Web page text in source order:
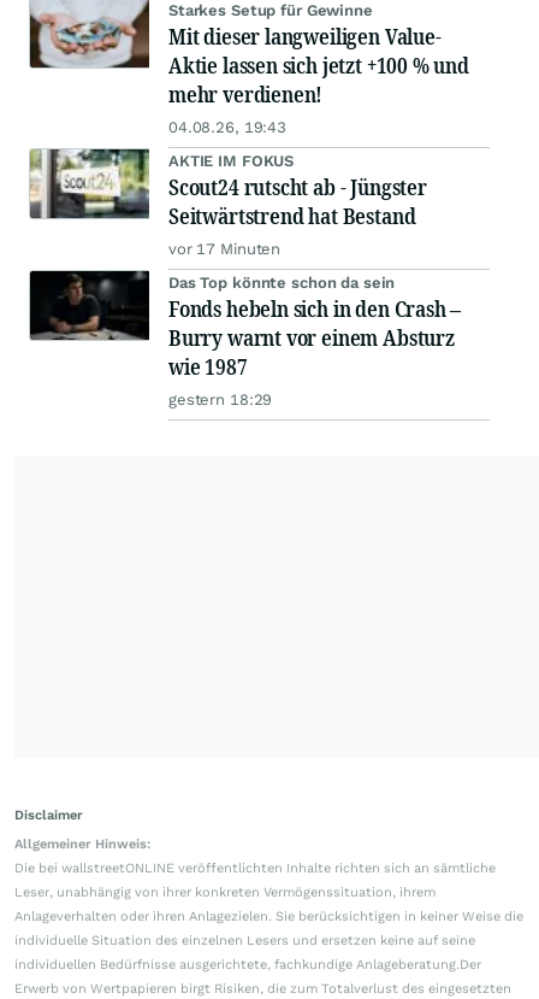
Starkes Setup für Gewinne
Mit dieser langweiligen Value-
Aktie lassen sich jetzt +100 % und
mehr verdienen!
04.08.26, 19:43
AKTIE IM FOKUS
Scout24 rutscht ab - Jüngster
Seitwärtstrend hat Bestand
vor 17 Minuten
Das Top könnte schon da sein
Fonds hebeln sich in den Crash –
Burry warnt vor einem Absturz
wie 1987
gestern 18:29
Disclaimer
Allgemeiner Hinweis:
Die bei wallstreetONLINE veröffentlichten Inhalte richten sich an sämtliche
Leser, unabhängig von ihrer konkreten Vermögenssituation, ihrem
Anlageverhalten oder ihren Anlagezielen. Sie berücksichtigen in keiner Weise die
individuelle Situation des einzelnen Lesers und ersetzen keine auf seine
individuellen Bedürfnisse ausgerichtete, fachkundige Anlageberatung.Der
Erwerb von Wertpapieren birgt Risiken, die zum Totalverlust des eingesetzten